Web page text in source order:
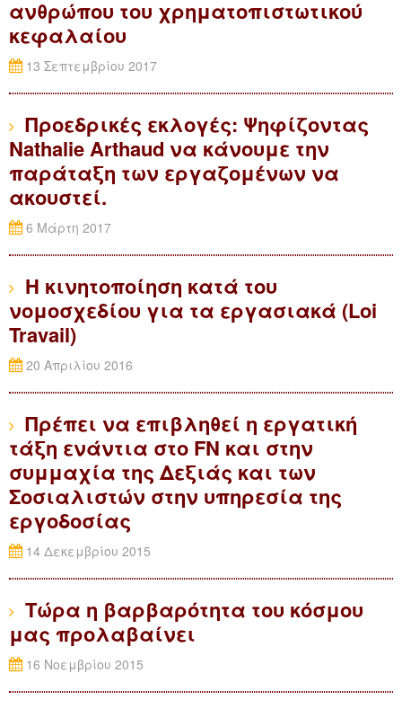
ανθρώπου του χρηματοπιστωτικού
κεφαλαίου
13 Σεπτεμβρίου 2017
Προεδρικές εκλογές: Ψηφίζοντας
Nathalie Arthaud να κάνουμε την
παράταξη των εργαζoμένων να
ακουστεί.
6 Μάρτη 2017
Η κινητοποίηση κατά του
νομοσχεδίου για τα εργασιακά (Loi
Travail)
20 Απριλίου 2016
Πρέπει να επιβληθεί η εργατική
τάξη ενάντια στο FN και στην
συμμαχία της Δεξιάς και των
Σοσιαλιστών στην υπηρεσία της
εργοδοσίας
14 Δεκεμβρίου 2015
Τώρα η βαρβαρότητα του κόσμου
μας προλαβαίνει
16 Νοεμβρίου 2015